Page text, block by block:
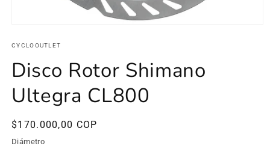
multimedia
en
una
modal
CYCLOOUTLET
Disco Rotor Shimano
Ultegra CL800
Precio
habitual
$170.000,00 COP
Diámetro